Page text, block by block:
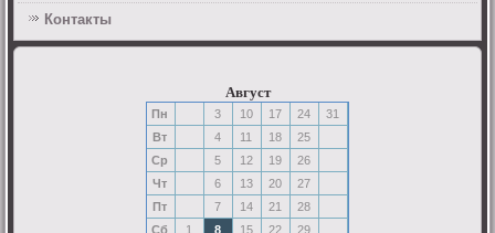
Контакты
Август
Пн 3 10 17 24
31
Вт
4 11 18
25
Ср
5 12 19
26
Чт
6 13 20
27
Пт
7 14 21
28
Сб
1 8 15 22
29